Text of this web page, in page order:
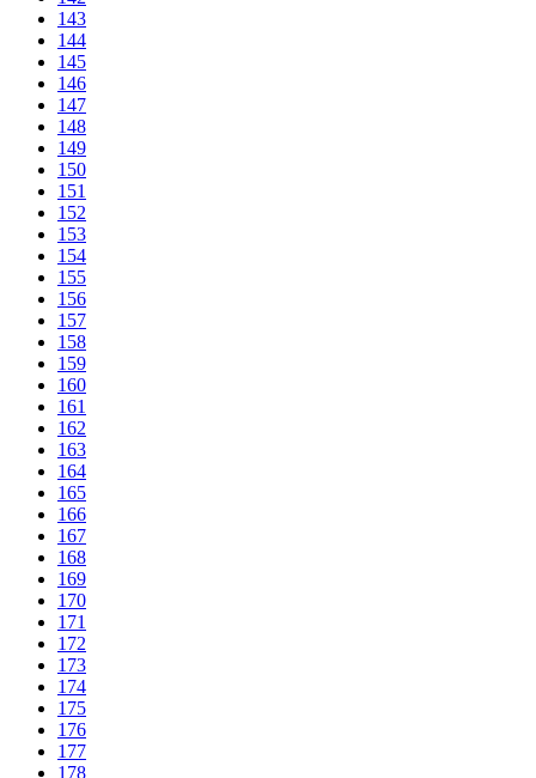
143
144
145
146
147
148
149
150
151
152
153
154
155
156
157
158
159
160
161
162
163
164
165
166
167
168
169
170
171
172
173
174
175
176
177
178